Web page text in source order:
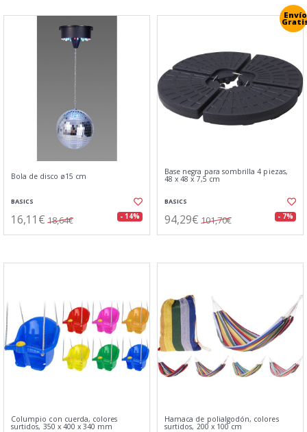
Bola de disco ø15 cm
BASICS
16,11€ 18,64€ - 14%
Envío
Base negra para sombrilla 4 piezas,
48 x 48 x 7,5 cm
BASICS
94,29€ 101,70€ - 7%
Columpio con cuerda, colores
surtidos, 350 x 400 x 340 mm
Hamaca de polialgodón, colores
surtidos, 200 x 100 cm